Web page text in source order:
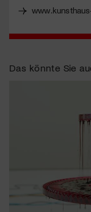
Das könnte Sie